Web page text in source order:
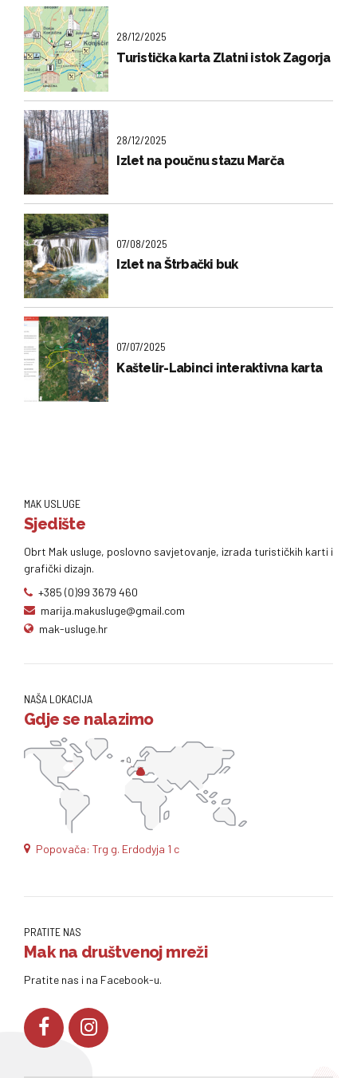
28/12/2025
Turistička karta Zlatni istok Zagorja
28/12/2025
Izlet na poučnu stazu Marča
07/08/2025
Izlet na Štrbački buk
07/07/2025
Kaštelir-Labinci interaktivna karta
MAK USLUGE
Sjedište
Obrt Mak usluge, poslovno savjetovanje, izrada turističkih karti i
grafički dizajn.
+385 (0)99 3679 460
marija.makusluge@gmail.com
mak-usluge.hr
NAŠA LOKACIJA
Gdje se nalazimo
Popovača: Trg g. Erdodyja 1 c
PRATITE NAS
Mak na društvenoj mreži
Pratite nas i na Facebook-u.